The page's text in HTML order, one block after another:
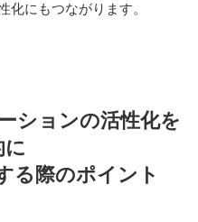
化にもつながります。
ションの活性化を
に
る際のポイント